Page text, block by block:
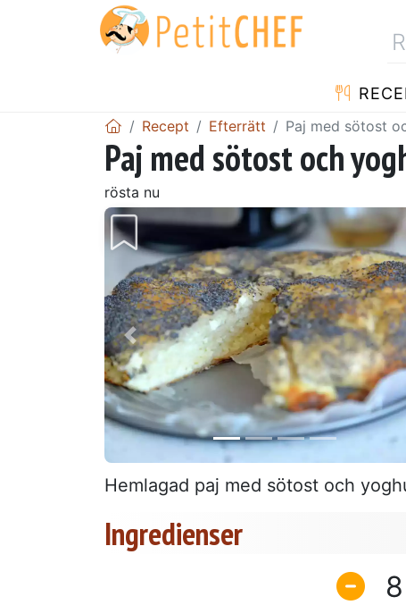
Recept Efterrätt Paj med sötost
Paj med sötost och
rösta nu
Föregående
Hemlagad paj med sötost och
Ingredienser
8